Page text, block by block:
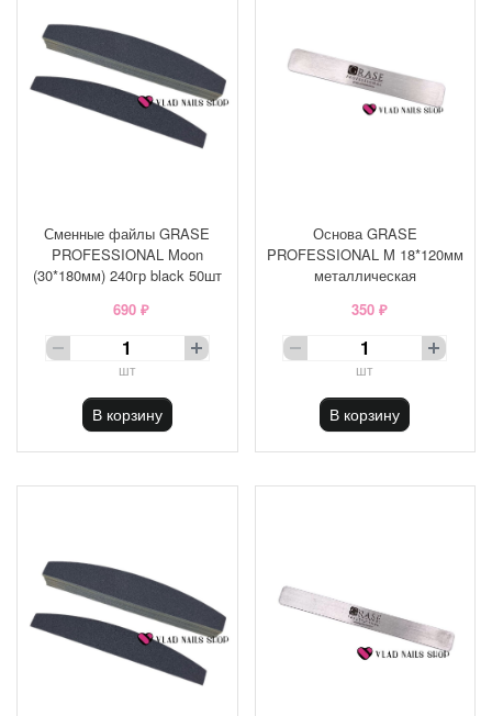
Сменные файлы GRASE
PROFESSIONAL Moon
(30*180мм) 240гр black 50шт
690 ₽
шт
В корзину
Основа GRASE
PROFESSIONAL M 18*120мм
металлическая
350 ₽
шт
В корзину